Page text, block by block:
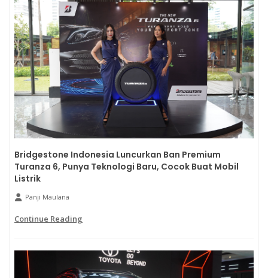
Bridgestone Indonesia Luncurkan Ban Premium
Turanza 6, Punya Teknologi Baru, Cocok Buat Mobil
Listrik
Panji Maulana
Continue Reading